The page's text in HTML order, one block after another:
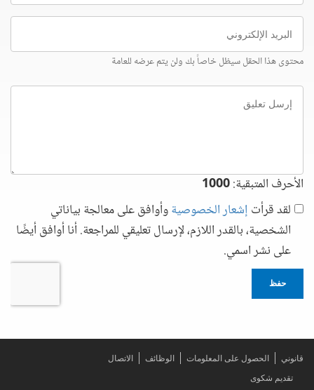
البريد
الإلكتروني
محتوى هذا الحقل سيظل خاصاً بك ولن يتم عرضه للعامة
إرسل
تعليق
الأحرف المتبقية:1000
لقد قرأت إشعار الخصوصيةوأوافق على معالجة بياناتي
الشخصية، بالقدر اللازم، لإرسال تعليقي للمراجعة. أنا أوافق أيضًا
على نشر اسمي.
حفظ
قانوني الحصول على المعلومات الوظائف
الاتصال
تقديم شكوى